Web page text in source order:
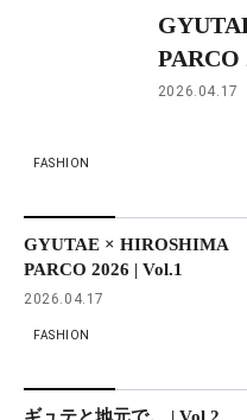
PARCO
2026.04.17
FASHION
GYUTAE × HIROSHIMA
PARCO 2026 | Vol.1
2026.04.17
FASHION